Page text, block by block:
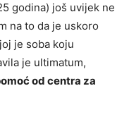
godina) još uvijek ne
na to da je uskoro
je soba koju
je ultimatum,
od centra za